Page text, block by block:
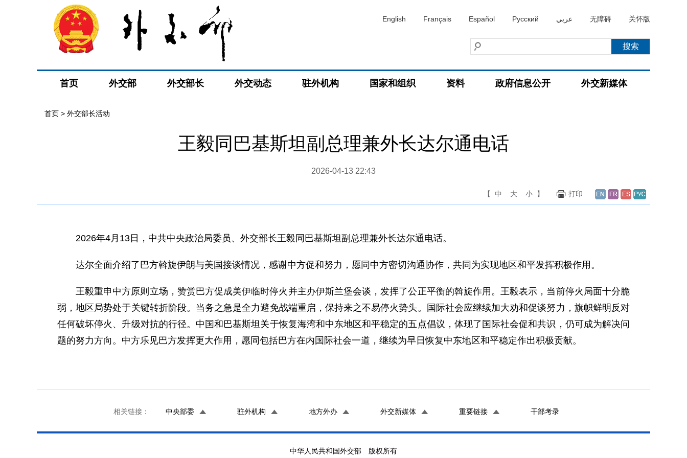
English Français Español Русский عربي 无障碍 关怀版
首页 外交部 外交部长 外交动态 驻外机构 国家和组织 资料 政府信息公开 外交新媒体
首页 > 外交部长活动
王毅同巴基斯坦副总理兼外长达尔通电话
2026-04-13 22:43
【 中 大 小 】 打印
2026年4月13日，中共中央政治局委员、外交部长王毅同巴基斯坦副总理兼外长达尔通电话。
达尔全面介绍了巴方斡旋伊朗与美国接谈情况，感谢中方促和努力，愿同中方密切沟通协作，共同为实现地区和平发挥积极作用。
王毅重申中方原则立场，赞赏巴方促成美伊临时停火并主办伊斯兰堡会谈，发挥了公正平衡的斡旋作用。王毅表示，当前停火局面十分脆
弱，地区局势处于关键转折阶段。当务之急是全力避免战端重启，保持来之不易停火势头。国际社会应继续加大劝和促谈努力，旗帜鲜明反对
任何破坏停火、升级对抗的行径。中国和巴基斯坦关于恢复海湾和中东地区和平稳定的五点倡议，体现了国际社会促和共识，仍可成为解决问
题的努力方向。中方乐见巴方发挥更大作用，愿同包括巴方在内国际社会一道，继续为早日恢复中东地区和平稳定作出积极贡献。
相关链接： 中央部委 驻外机构 地方外办 外交新媒体 重要链接 干部考录
中华人民共和国外交部 版权所有